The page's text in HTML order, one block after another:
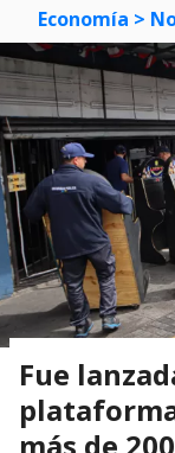
Economía >
Fue